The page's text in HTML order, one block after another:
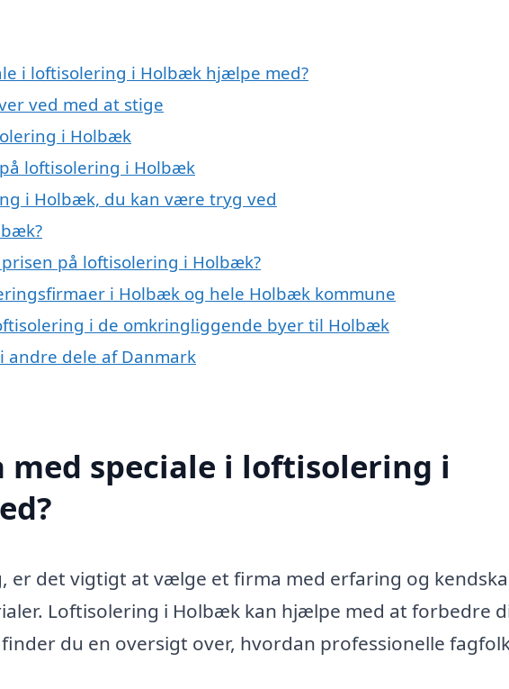
i loftisolering i Holbæk hjælpe med?
ved med at stige
i Holbæk
loftisolering i Holbæk
i Holbæk, du kan være tryg ved
på loftisolering i Holbæk?
i Holbæk og hele Holbæk kommune
i de omkringliggende byer til Holbæk
dele af Danmark
med speciale i loftisolering i
er det vigtigt at vælge et firma med erfaring og
Loftisolering i Holbæk kan hjælpe med at forbedre
du en oversigt over, hvordan professionelle